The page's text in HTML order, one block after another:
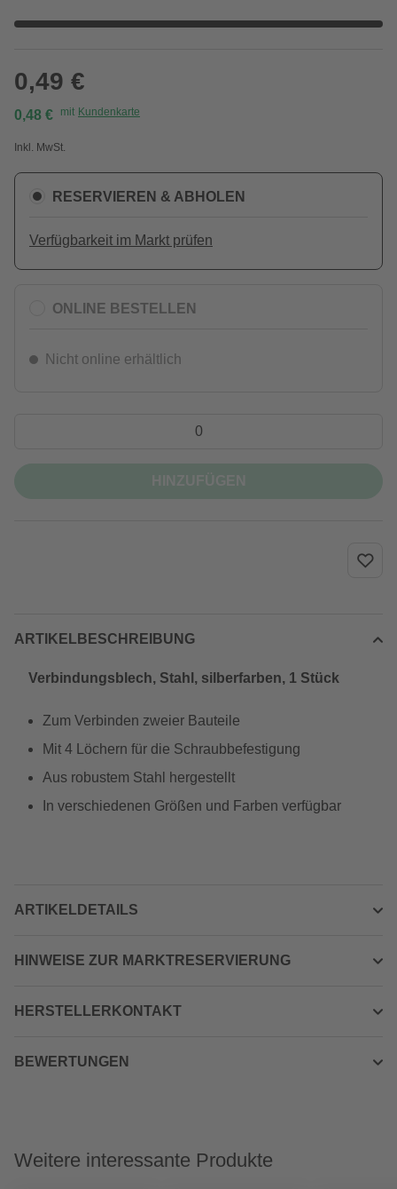
0,49 €
0,48 € mit Kundenkarte
Inkl. MwSt.
RESERVIEREN & ABHOLEN
Verfügbarkeit im Markt prüfen
ONLINE BESTELLEN
Nicht online erhältlich
ARTIKELBESCHREIBUNG
Verbindungsblech, Stahl, silberfarben, 1 Stück
Zum Verbinden zweier Bauteile
Mit 4 Löchern für die Schraubbefestigung
Aus robustem Stahl hergestellt
In verschiedenen Größen und Farben verfügbar
ARTIKELDETAILS
HINWEISE ZUR MARKTRESERVIERUNG
HERSTELLERKONTAKT
BEWERTUNGEN
Weitere interessante Produkte